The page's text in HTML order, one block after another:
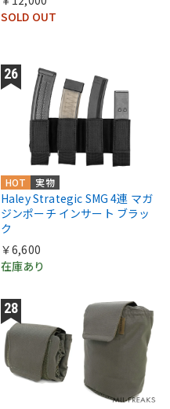
SOLD OUT
実物
HOT
Haley Strategic SMG 4連 マガ
ジンポーチ インサート ブラッ
ク
￥6,600
在庫あり